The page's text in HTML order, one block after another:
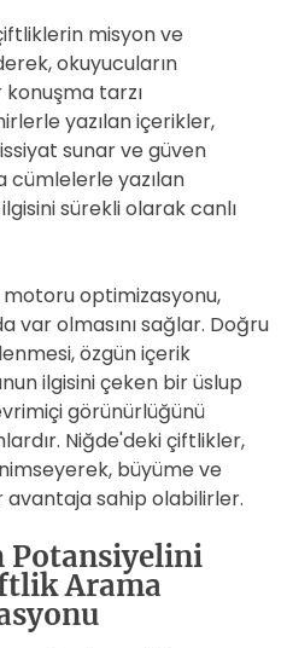
misyon ve
okuyucuların
tarzı
yazılan içerikler,
sunar ve güven
cümlelerle yazılan
sürekli olarak canlı
optimizasyonu,
var olmasını sağlar. Doğru
özgün içerik
ilgisini çeken bir üslup
görünürlüğünü
Niğde'deki çiftlikler,
büyüme ve
avantaja sahip olabilirler.
Potansiyelini
Arama